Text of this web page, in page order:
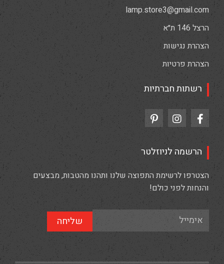
lamp.store3@gmail.com
הרצל 146 ת״א
הצהרת נגישות
הצהרת פרטיות
רשתות חברתיות
הרשמה לניוזלטר
הצטרפו לרשימת התפוצה שלנו ותהנו מהטבות, מבצעים
והנחות לפני כולם!
שליחה